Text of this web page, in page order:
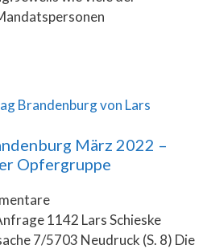
März 2022 –
Opfergruppe
1142 Lars Schieske
7/5703 Neudruck (S. 8) Die